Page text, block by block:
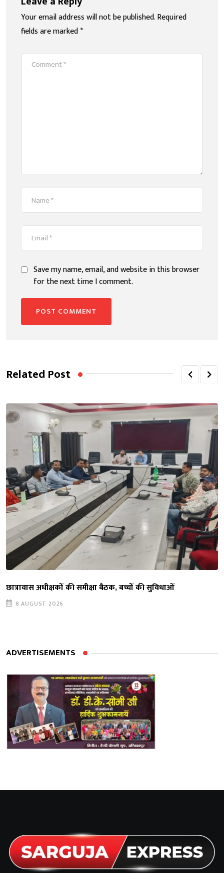
Your email address will not be published.Required
fields are marked*
Save my name, email, and website in this browser
for the next time I comment.
Related Post
छात्रावास अधीक्षकों की समीक्षा बैठक, बच्चों की सुविधाओं
8 AUGUST 2026
ADVERTISEMENTS